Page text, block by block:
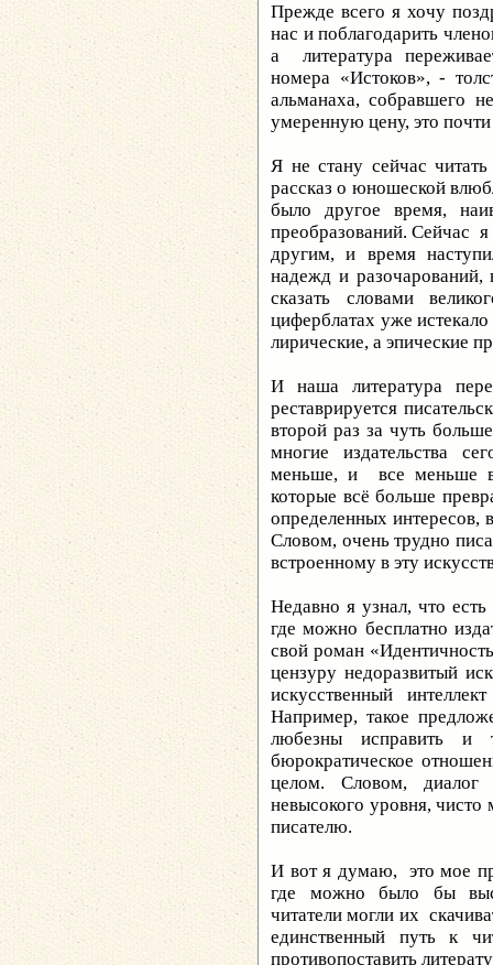
Прежде всего я хочу
нас и поблагодарить
а литература
номера «Истоков», -
альманаха, собравшего
умеренную цену, это
Я не стану сейчас
рассказ о юношеской
было другое время,
преобразований. Сейчас я
другим, и время
надежд и разочарований,
сказать словами
циферблатах уже
лирические, а эпические
И наша литература
реставрируется
второй раз за чуть
многие издательства
меньше, и все меньше
которые всё больше
определенных интересов,
Словом, очень трудно
встроенному в эту
Недавно я узнал, что есть
где можно бесплатно
свой роман
цензуру недоразвитый
искусственный
Например, такое
любезны исправить и
бюрократическое
целом. Словом, диалог
невысокого уровня,
писателю.
И вот я думаю, это мое
где можно было бы
читатели могли их
единственный путь к
противопоставить